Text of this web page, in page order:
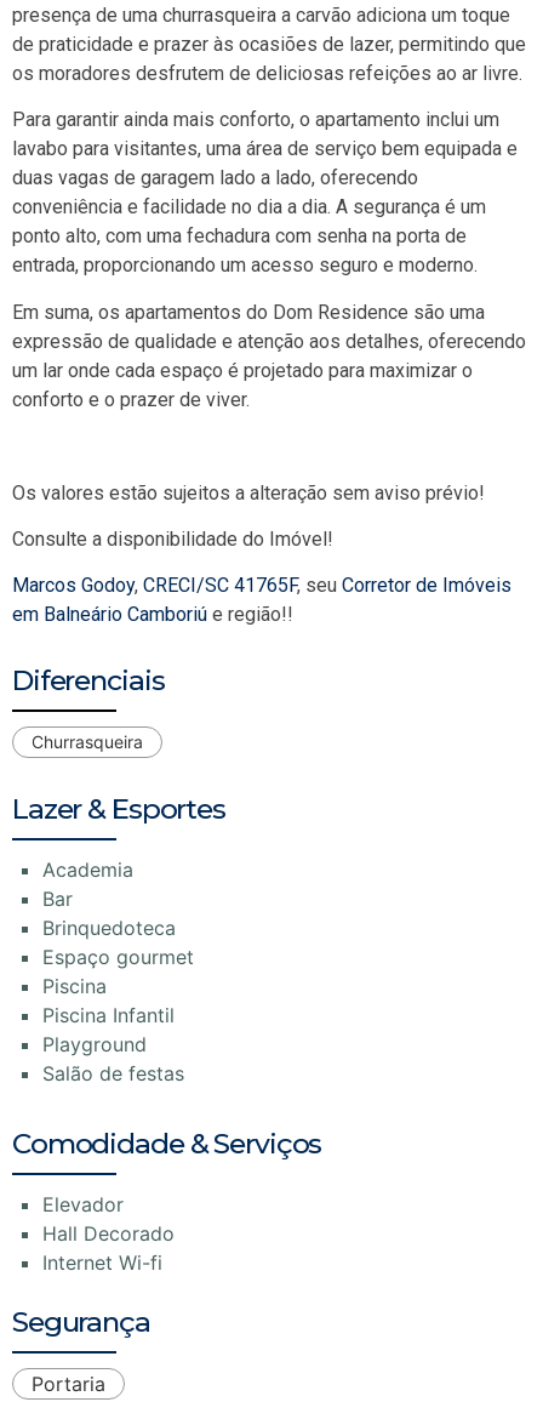
presença de uma churrasqueira a carvão adiciona um toque
de praticidade e prazer às ocasiões de lazer, permitindo que
os moradores desfrutem de deliciosas refeições ao ar livre.
Para garantir ainda mais conforto, o apartamento inclui um
lavabo para visitantes, uma área de serviço bem equipada e
duas vagas de garagem lado a lado, oferecendo
conveniência e facilidade no dia a dia. A segurança é um
ponto alto, com uma fechadura com senha na porta de
entrada, proporcionando um acesso seguro e moderno.
Em suma, os apartamentos do Dom Residence são uma
expressão de qualidade e atenção aos detalhes, oferecendo
um lar onde cada espaço é projetado para maximizar o
conforto e o prazer de viver.
Os valores estão sujeitos a alteração sem aviso prévio!
Consulte a disponibilidade do Imóvel!
Marcos Godoy, CRECI/SC 41765F, seu Corretor de Imóveis
em Balneário Camboriú e região!!
Diferenciais
Churrasqueira
Lazer & Esportes
Academia
Bar
Brinquedoteca
Espaço gourmet
Piscina
Piscina Infantil
Playground
Salão de festas
Comodidade & Serviços
Elevador
Hall Decorado
Internet Wi-fi
Segurança
Portaria